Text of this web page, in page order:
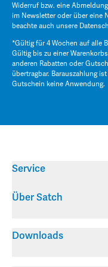
Widerruf bzw. eine
im Newsletter oder über eine
beachte auch unsere
*Gültig für 4 Wochen auf alle
Gültig bis zu einer
anderen Rabatten oder
übertragbar. Barauszahlung
Gutschein keine Anwendung.
Service
Über Satch
Downloads